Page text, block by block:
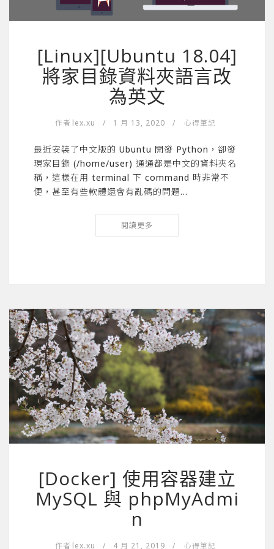
[Linux][Ubuntu 18.04]
將家目錄資料夾語言改
為英文
作者 lex.xu / 1 月 13, 2020 / 心得筆記
最近安裝了中文版的 Ubuntu 開發 Python，卻發
現家目錄 (/home/user) 通通都是中文的資料夾名
稱，這樣在用 terminal 下 command 時非常不
便，甚至有些軟體還會有亂碼的問題…
閱讀更多
[Docker] 使用容器建立
MySQL 與 phpMyAdmi
n
作者 lex.xu / 4 月 21, 2019 / 心得筆記